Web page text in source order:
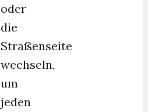
oder
die
Straßenseite
wechseln,
um
jeden